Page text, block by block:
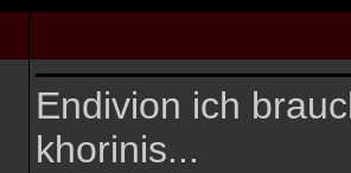
Endivion ich
khorinis...